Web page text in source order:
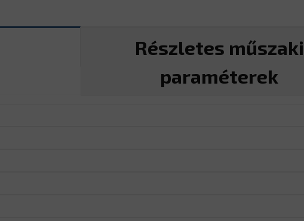
Részletes műszaki
paraméterek